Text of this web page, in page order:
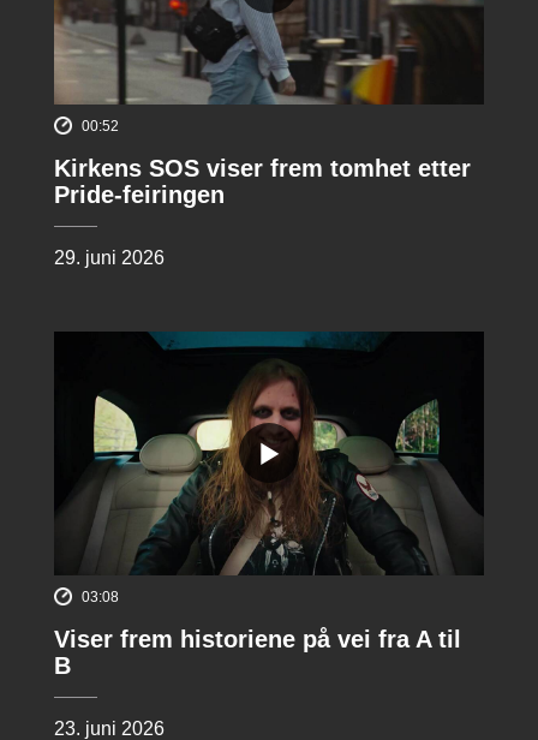
00:52
Kirkens SOS viser frem tomhet etter
Pride-feiringen
29. juni 2026
03:08
Viser frem historiene på vei fra A til
B
23. juni 2026